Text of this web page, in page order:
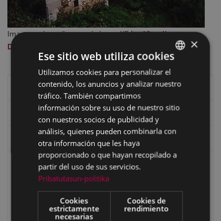
Imagen a tamaño completo:44 KB|
Visualizar
Descargar
Historia de Eibar
Caseríos y valles
Los mojones o ‘mugarris’ de Eibar
Recorridos
Conociendo el patrimonio histórico-artístico de Eibar
1.- Markeskua: Palacio Isasi
2.- Casco antiguo
BASQUE
SPANISH
×
Ese sitio web utiliza cookies
Utilizamos cookies para personalizar el
contenido, los anuncios y analizar nuestro
tráfico. También compartimos
información sobre su uso de nuestro sitio
con nuestros socios de publicidad y
análisis, quienes pueden combinarla con
otra información que les haya
proporcionado o que hayan recopilado a
partir del uso de sus servicios.
Pribatutasun-politika
Cookies
estrictamente
necesarias
Cookies de
rendimiento